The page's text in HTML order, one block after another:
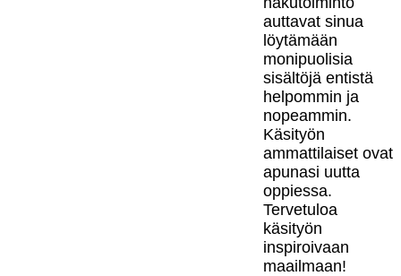
auttavat sinua
löytämään
monipuolisia
sisältöjä entistä
helpommin ja
nopeammin.
Käsityön
ammattilaiset ovat
apunasi uutta
oppiessa.
Tervetuloa
käsityön
inspiroivaan
maailmaan!